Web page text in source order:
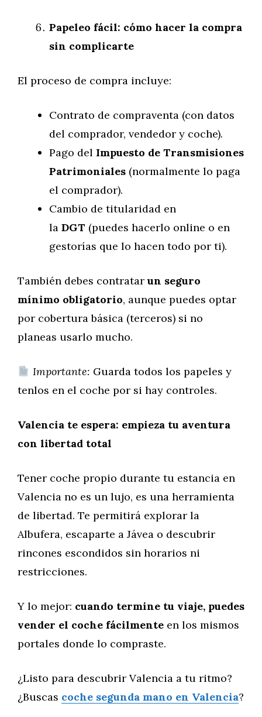
Papeleo fácil: cómo hacer la compra
sin complicarte
El proceso de compra incluye:
Contrato de compraventa (con datos
del comprador, vendedor y coche).
Pago del Impuesto de Transmisiones
Patrimoniales (normalmente lo paga
el comprador).
Cambio de titularidad en
la DGT (puedes hacerlo online o en
gestorías que lo hacen todo por ti).
También debes contratarun seguro
mínimo obligatorio, aunque puedes optar
por cobertura básica (terceros) si no
planeas usarlo mucho.
Importante: Guarda todos los papeles y
tenlos en el coche por si hay controles.
Valencia te espera: empieza tu aventura
con libertad total
Tener coche propio durante tu estancia en
Valencia no es un lujo, es una herramienta
de libertad. Te permitirá explorar la
Albufera, escaparte a Jávea o descubrir
rincones escondidos sin horarios ni
restricciones.
Y lo mejor: cuando termine tu viaje, puedes
vender el coche fácilmente en los mismos
portales donde lo compraste.
¿Listo para descubrir Valencia a tu ritmo?
¿Buscas coche segunda mano en Valencia?